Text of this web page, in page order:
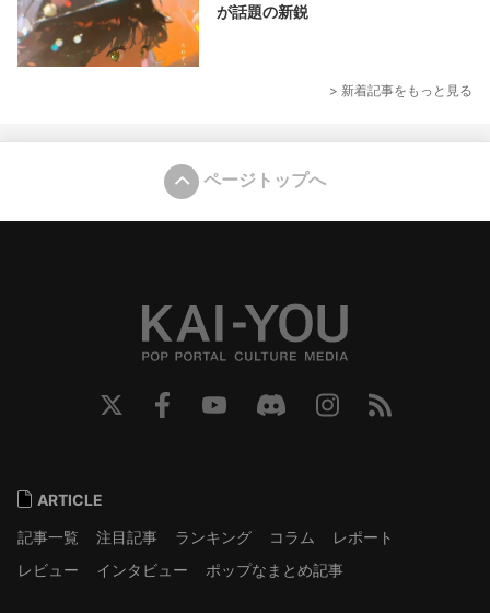
が話題の新鋭
> 新着記事をもっと見る
ページトップへ
ARTICLE
記事一覧
注目記事 ランキング コラム
レポート
レビュー
インタビュー ポップなまとめ記事